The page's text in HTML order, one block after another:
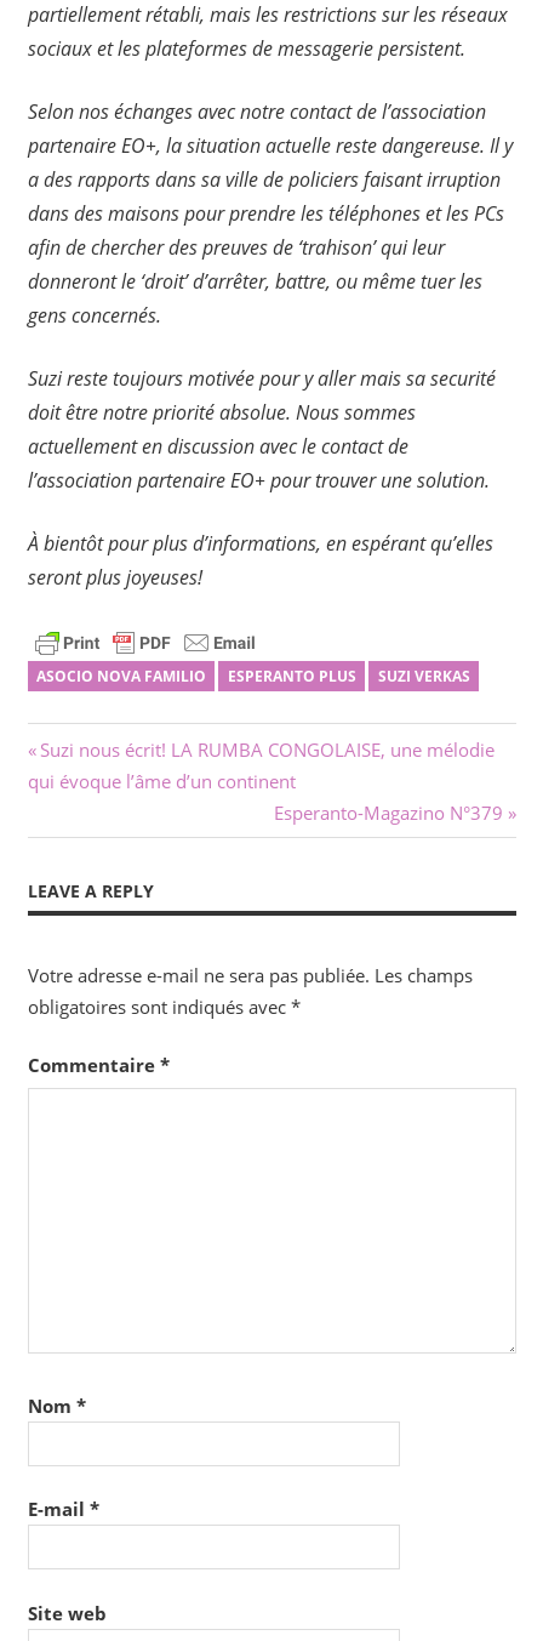
partiellement rétabli, mais les restrictions sur les réseaux
sociaux et les plateformes de messagerie persistent.
Selon nos échanges avec notre contact de l’association
partenaire EO+, la situation actuelle reste dangereuse. Il y
a des rapports dans sa ville de policiers faisant irruption
dans des maisons pour prendre les téléphones et les PCs
afin de chercher des preuves de ‘trahison’ qui leur
donneront le ‘droit’ d’arrêter, battre, ou même tuer les
gens concernés.
Suzi restetoujoursmotivée pour y aller mais sa securité
doit être notre priorité absolue. Nous sommes
actuellement en discussion avec le contact de
l’association partenaire EO+ pour trouver une solution.
À bientôt pour plus d’informations, en espérant qu’elles
seront plus joyeuses!
ASOCIO NOVA FAMILIO ESPERANTO PLUS SUZI VERKAS
Navigation
de
l’article
Previous
Post:
Suzi nous écrit! LA RUMBA CONGOLAISE, une mélodie
qui évoque l’âme d’un continent
Next
Post:
Esperanto-Magazino N°379
LEAVE A REPLY
Votre adresse e-mail ne sera pas publiée. Les champs
obligatoires sont indiqués avec *
Commentaire *
Nom *
E-mail *
Site web